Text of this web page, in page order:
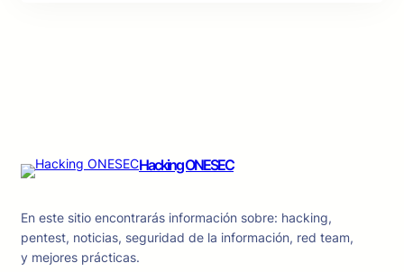
Hacking ONESEC
En este sitio encontrarás información sobre: hacking,
pentest, noticias, seguridad de la información, red team,
y mejores prácticas.